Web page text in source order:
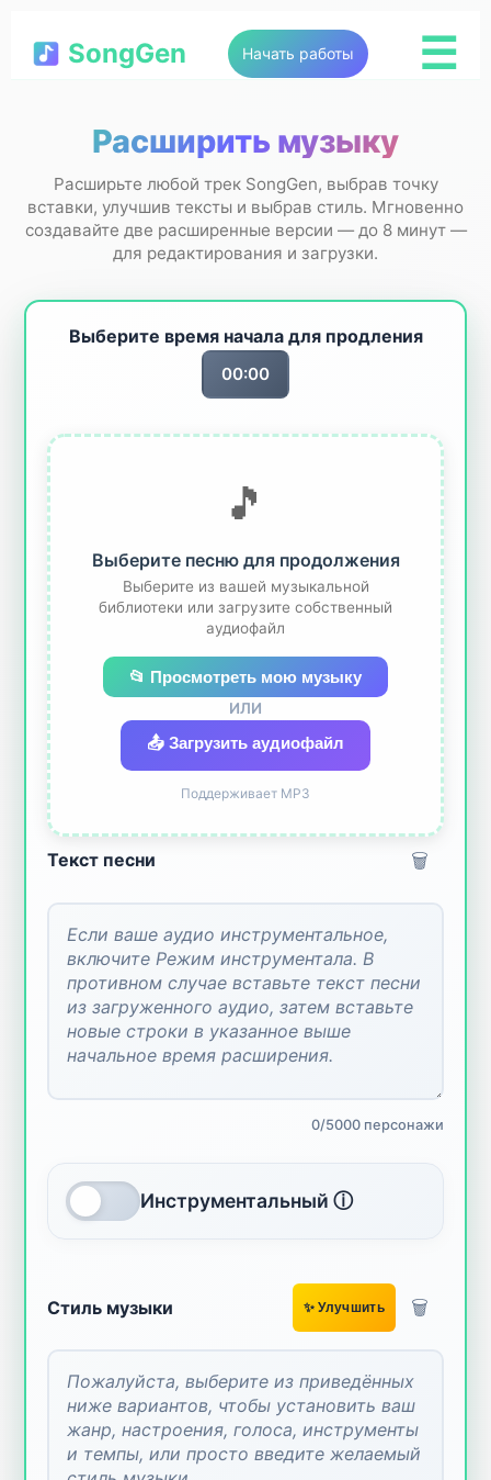
SongGen Начать работы ☰
Расширить музыку
Расширьте любой трек SongGen, выбрав точку
вставки, улучшив тексты и выбрав стиль. Мгновенно
создавайте две расширенные версии — до 8 минут —
для редактирования и загрузки.
Выберите время начала для продления
00:00
🎵
Выберите песню для продолжения
Выберите из вашей музыкальной
библиотеки или загрузите собственный
аудиофайл
📂 Просмотреть мою музыку
ИЛИ
📤 Загрузить аудиофайл
Поддерживает MP3
Текст песни 🗑️
0/5000 персонажи
Инструментальный ⓘ
Стиль музыки ✨ Улучшить 🗑️